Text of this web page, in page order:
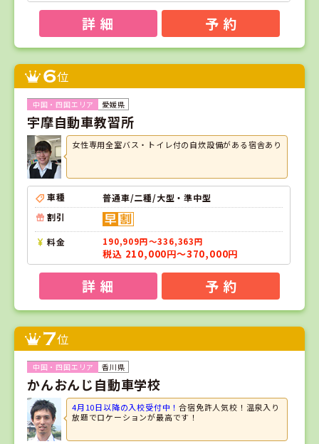
詳 細 予 約
6位
愛媛県
宇摩自動車教習所
女性専用全室バス・トイレ付の自炊設備がある宿舎あり
車種
普通車/二種/大型・準中型
割引
料金 190,909円～336,363円
税込 210,000円～370,000円
詳 細 予 約
7位
香川県
かんおんじ自動車学校
4月10日以降の入校受付中！合宿免許人気校！温泉入り
放題でロケーションが最高です！